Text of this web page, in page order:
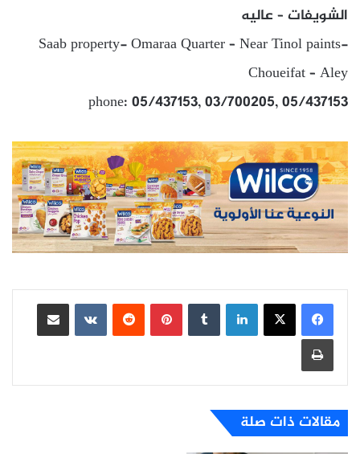
الشويفات – عاليه
Saab property- Omaraa Quarter – Near Tinol paints-
Choueifat – Aley
phone: 05/437153, 03/700205, 05/437153
لينكدإن بينتيريست
مشاركة عبر البريد
طباعة
مقالات ذات صلة